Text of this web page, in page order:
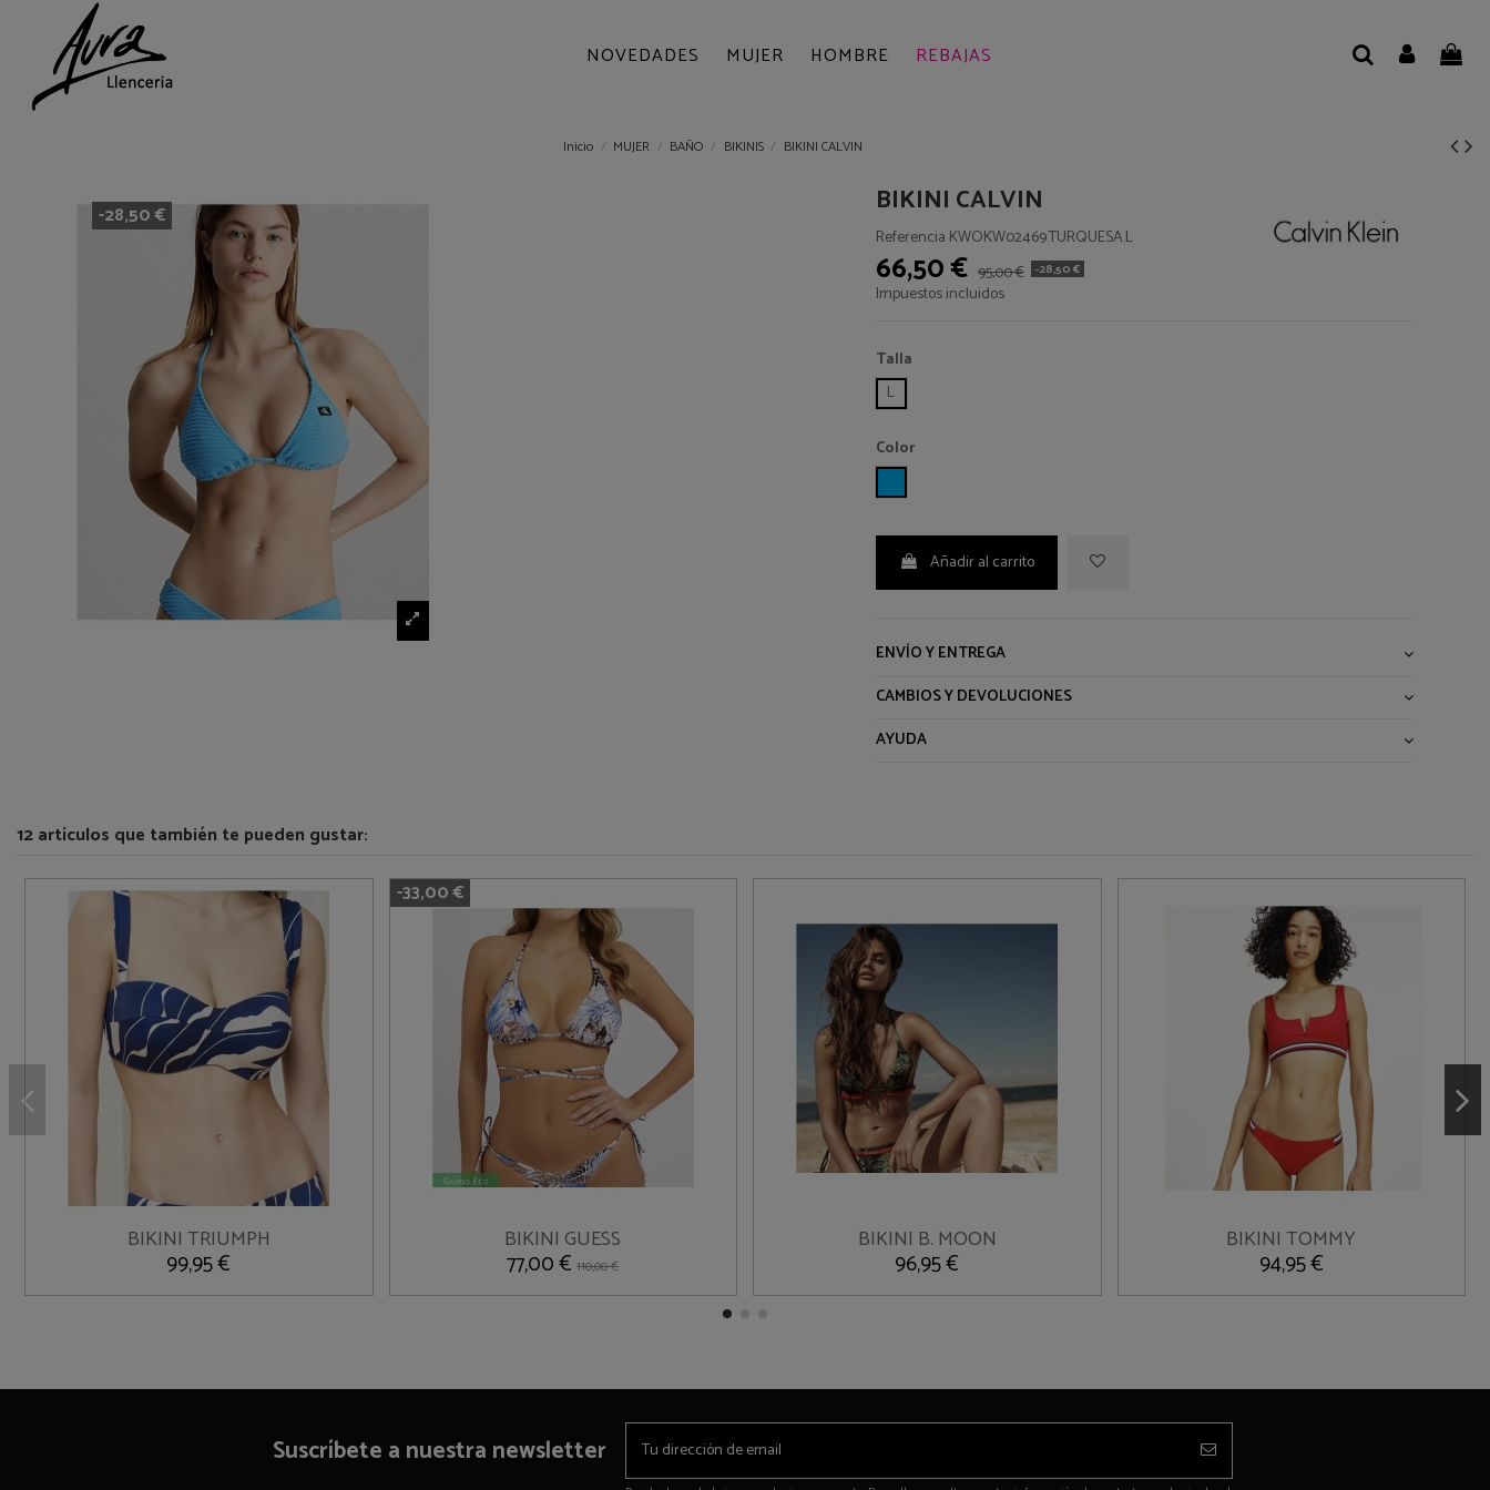
NOVEDADES MUJER HOMBRE REBAJAS
Inicio MUJER BAÑO BIKINIS BIKINI CALVIN
-28,50 € BIKINI CALVIN
Referencia KWOKW02469.TURQUESA.L
66,50 € 95,00 € -28,50 €
Impuestos incluidos
Talla
L
Color
Añadir al carrito
ENVÍO Y ENTREGA
CAMBIOS Y DEVOLUCIONES
AYUDA
12 artículos que también te pueden gustar:
BIKINI TRIUMPH
99,95 €
 Añadir al carrito
-33,00 €
BIKINI GUESS
77,00 €110,00 €
XL
 Añadir al carrito BIKINI B. MOON
96,95 €
 Añadir al carrito BIKINI TOMMY
94,95 €
XL
 Añadir al carrito
Suscríbete a nuestra newsletter